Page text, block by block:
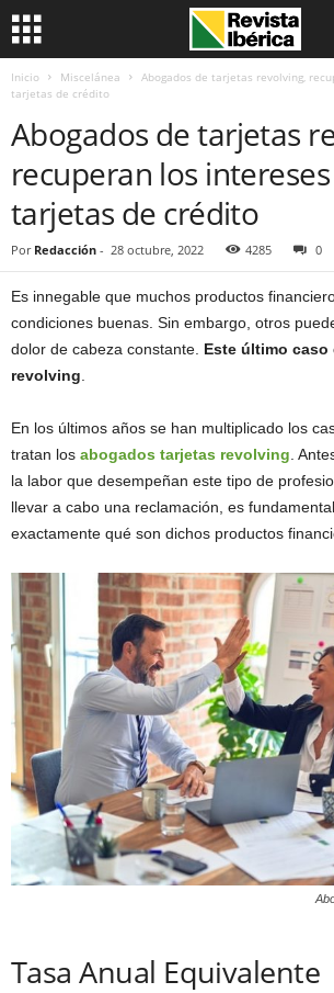
Inicio Miscelánea
Abogados de tarjetas revolving,
tarjetas de crédito
Abogados de tarjetas
recuperan los
tarjetas de crédito
Por Redacción - 28 octubre, 2022 4285 0
Es innegable que muchos productos
condiciones buenas. Sin embargo, otros
dolor de cabeza constante. Este último caso
revolving
En los últimos años se han multiplicado los
tratan los abogados tarjetas revolving .
la labor que desempeñan este tipo de
llevar a cabo una reclamación, es
exactamente qué son dichos productos
Tasa Anual Equivalente